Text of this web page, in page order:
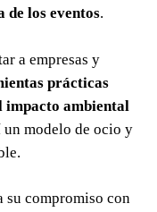
de los eventos.
a empresas y
prácticas
impacto ambiental
un modelo de ocio y
su compromiso con